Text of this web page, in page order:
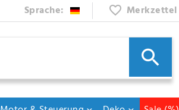
Sprache: Merkzettel